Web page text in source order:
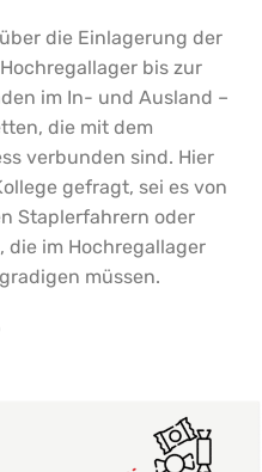
die Einlagerung der
bis zur
im In- und Ausland –
die mit dem
verbunden sind. Hier
gefragt, sei es von
Staplerfahrern oder
die im Hochregallager
müssen.